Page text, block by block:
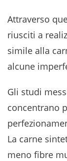
Attraverso
riusciti a
simile alla
alcune
Gli studi
concentrano
La carne
meno fibre